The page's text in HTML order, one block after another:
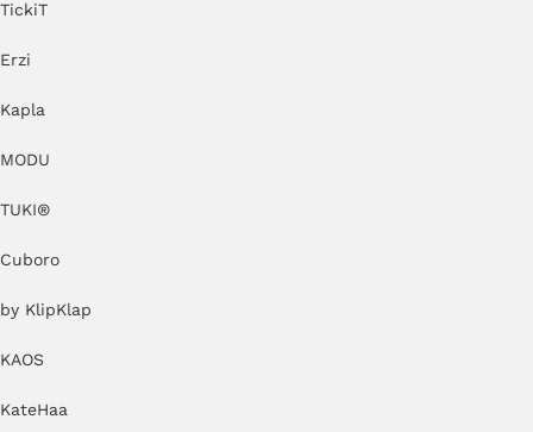
TickiT
Erzi
Kapla
MODU
TUKI®
Cuboro
by KlipKlap
KAOS
KateHaa